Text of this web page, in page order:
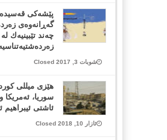
پێشه‌كی
گه‌ڕانه‌وه‌ی
چه‌ند تێبینیه‌ك
شوبات 3, 2017 Closed
هێزی میللی
سوریا،
ئاشتی ئیبراهیم
ئازار 10, 2018 Closed